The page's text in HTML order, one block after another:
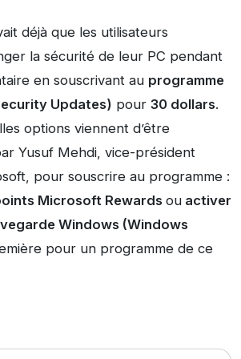
déjà que les utilisateurs
la sécurité de leur PC pendant
en souscrivant au programme
Updates) pour 30 dollars.
options viennent d’être
Yusuf Mehdi, vice-président
pour souscrire au programme :
Microsoft Rewards ou activer
Windows (Windows
pour un programme de ce